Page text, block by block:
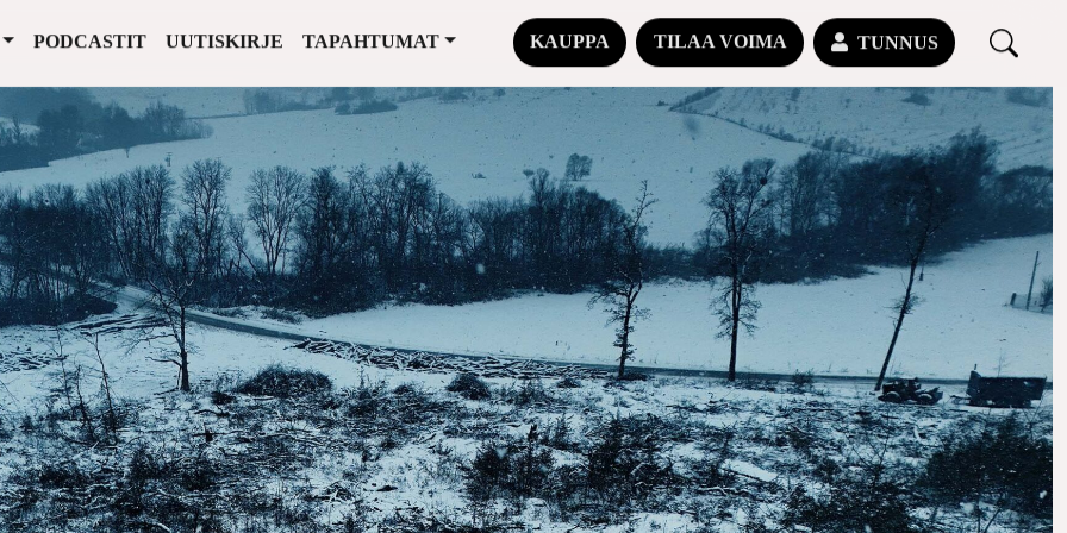
PODCASTIT UUTISKIRJE TAPAHTUMAT KAUPPA TILAA VOIMA TUNNUS